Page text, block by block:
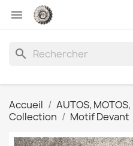

search
Accueil AUTOS,
Collection
Motif Devant